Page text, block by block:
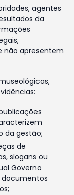
agentes
da
não apresentem
da gestão;
de
slogans ou
Governo
documentos